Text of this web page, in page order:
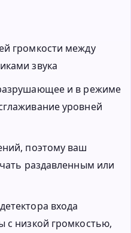
громкости между
звука
и в режиме
уровней
поэтому ваш
раздавленным или
входа
с низкой громкостью,